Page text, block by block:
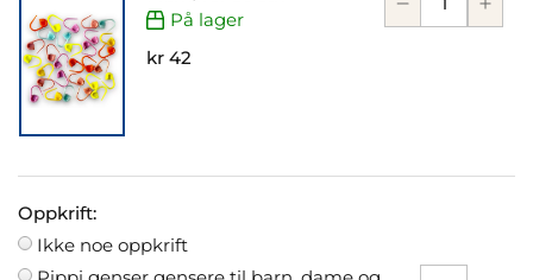
På lager
kr 42
Oppkrift:
Ikke noe oppkrift